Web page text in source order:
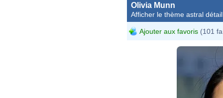
Olivia Munn
Afficher le thème astral
Ajouter aux favoris (101